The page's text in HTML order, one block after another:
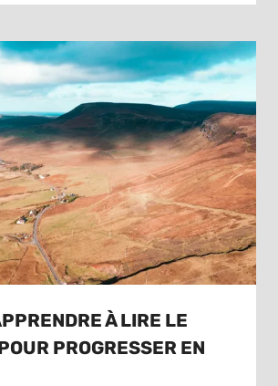
À LIRE LE
PROGRESSER EN